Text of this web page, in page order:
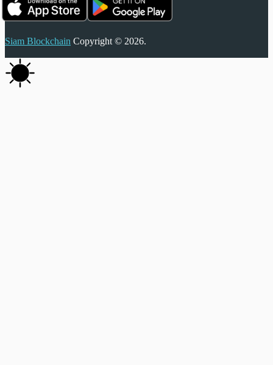
Siam Blockchain Copyright © 2026.